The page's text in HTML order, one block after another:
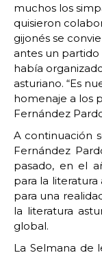
muchos los
quisieron
gijonés se
antes un
había
asturiano. “Es
homenaje a los
Fernández
A continuación
Fernández
pasado, en el
para la literatura
para una
la literatura
global.
La Selmana de